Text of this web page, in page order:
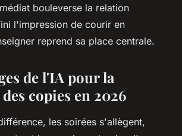
bouleverse la relation
l'impression de courir en
reprend sa place centrale.
de l'IA pour la
copies en 2026
les soirées s'allègent,